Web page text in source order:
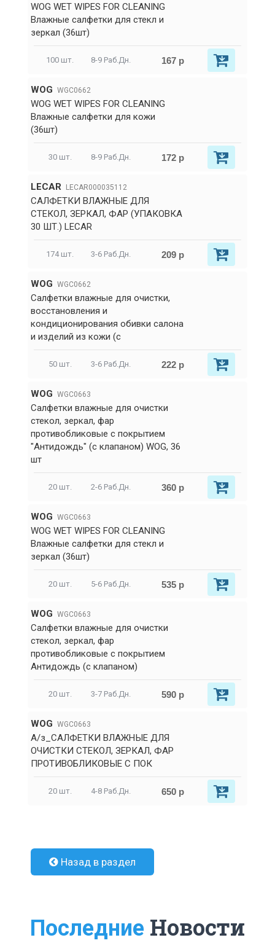
WOG WET WIPES FOR CLEANING
Влажные салфетки для стекл и
зеркал (36шт)
100 шт. 8-9 Раб.Дн. 167 р
WOG WGC0662
WOG WET WIPES FOR CLEANING
Влажные салфетки для кожи
(36шт)
30 шт. 8-9 Раб.Дн. 172 р
LECAR LECAR000035112
САЛФЕТКИ ВЛАЖНЫЕ ДЛЯ
СТЕКОЛ, ЗЕРКАЛ, ФАР (УПАКОВКА
30 ШТ.) LECAR
174 шт. 3-6 Раб.Дн. 209 р
WOG WGC0662
Салфетки влажные для очистки,
восстановления и
кондиционирования обивки салона
и изделий из кожи (с
50 шт. 3-6 Раб.Дн. 222 р
WOG WGC0663
Салфетки влажные для очистки
стекол, зеркал, фар
противобликовые с покрытием
"Антидождь" (с клапаном) WOG, 36
шт
20 шт. 2-6 Раб.Дн. 360 р
WOG WGC0663
WOG WET WIPES FOR CLEANING
Влажные салфетки для стекл и
зеркал (36шт)
20 шт. 5-6 Раб.Дн. 535 р
WOG WGC0663
Салфетки влажные для очистки
стекол, зеркал, фар
противобликовые с покрытием
Антидождь (с клапаном)
20 шт. 3-7 Раб.Дн. 590 р
WOG WGC0663
А/з_САЛФЕТКИ ВЛАЖНЫЕ ДЛЯ
ОЧИСТКИ СТЕКОЛ, ЗЕРКАЛ, ФАР
ПРОТИВОБЛИКОВЫЕ С ПОК
20 шт. 4-8 Раб.Дн. 650 р
Назад в раздел
Последние Новости